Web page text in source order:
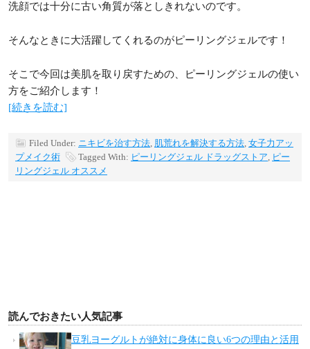
洗顔では十分に古い角質が落としきれないのです。
そんなときに大活躍してくれるのがピーリングジェルです！
そこで今回は美肌を取り戻すための、ピーリングジェルの使い
方をご紹介します！
[続きを読む]
Filed Under: ニキビを治す方法, 肌荒れを解決する方法, 女子力アッ
プメイク術
Tagged With: ピーリングジェル ドラッグストア, ピー
リングジェル オススメ
読んでおきたい人気記事
豆乳ヨーグルトが絶対に身体に良い6つの理由と活用